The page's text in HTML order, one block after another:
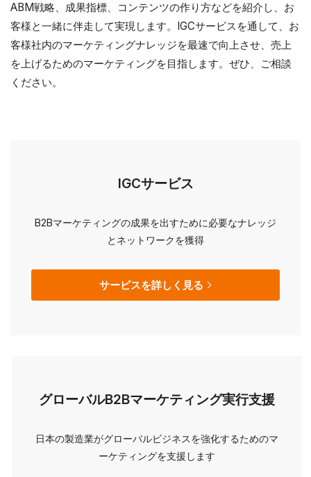
ABM戦略、成果指標、コンテンツの作り方などを紹介し、お
客様と一緒に伴走して実現します。IGCサービスを通して、お
客様社内のマーケティングナレッジを最速で向上させ、売上
を上げるためのマーケティングを目指します。ぜひ、ご相談
ください。
IGCサービス
B2Bマーケティングの成果を出すために必要なナレッジ
とネットワークを獲得
サービスを詳しく見る
グローバルB2Bマーケティング実行支援
日本の製造業がグローバルビジネスを強化するためのマ
ーケティングを支援します